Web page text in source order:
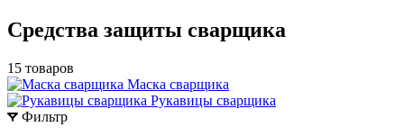
Средства защиты сварщика
15 товаров
Маска сварщика
Рукавицы сварщика
Фильтр